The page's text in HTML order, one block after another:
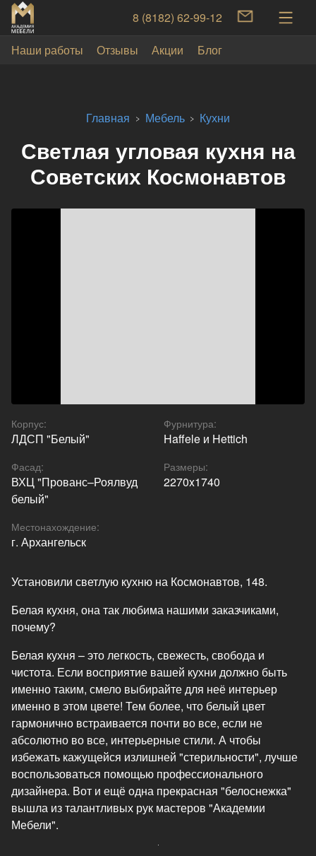
8 (8182) 62-99-12
Наши работы Отзывы Акции Блог
Главная Мебель Кухни
Светлая угловая кухня на
Советских Космонавтов
Корпус:
ЛДСП "Белый"
Фурнитура:
Haffele и Hettich
Фасад:
ВХЦ "Прованс–Роялвуд
белый"
Размеры:
2270x1740
Местонахождение:
г. Архангельск
Установили светлую кухню на Космонавтов, 148.
Белая кухня, она так любима нашими заказчиками,
почему?
Белая кухня – это легкость, свежесть, свобода и
чистота. Если восприятие вашей кухни должно быть
именно таким, смело выбирайте для неё интерьер
именно в этом цвете! Тем более, что белый цвет
гармонично встраивается почти во все, если не
абсолютно во все, интерьерные стили. А чтобы
избежать кажущейся излишней "стерильности", лучше
воспользоваться помощью профессионального
дизайнера. Вот и ещё одна прекрасная "белоснежка"
вышла из талантливых рук мастеров "Академии
Мебели".